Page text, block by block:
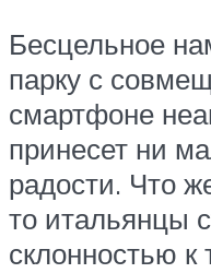
Бесцельное
парку с
смартфоне
принесет ни
радости. Что
то итальянцы
склонностью к